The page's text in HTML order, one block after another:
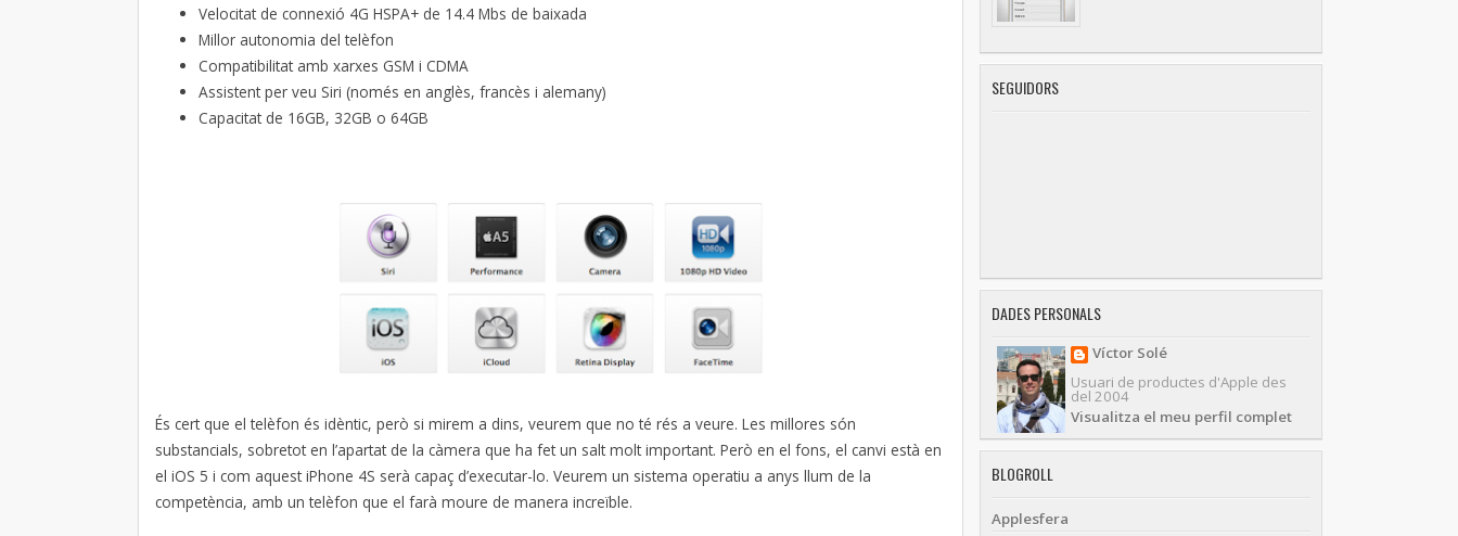
Velocitat de connexió 4G HSPA+ de 14.4 Mbs de baixada
Millor autonomia del telèfon
Compatibilitat amb xarxes GSM i CDMA
Assistent per veu Siri (només en anglès, francès i alemany)
Capacitat de 16GB, 32GB o 64GB
És cert que el telèfon és idèntic, però si mirem a dins, veurem que no té rés a veure. Les millores són
substancials, sobretot en l’apartat de la càmera que ha fet un salt molt important. Però en el fons, el canvi està en
el iOS 5 i com aquest iPhone 4S serà capaç d’executar-lo. Veurem un sistema operatiu a anys llum de la
competència, amb un telèfon que el farà moure de manera increïble.
SEGUIDORS
DADES PERSONALS
Víctor Solé
Usuari de productes d'Apple des
del 2004
Visualitza el meu perfil complet
BLOGROLL
Applesfera